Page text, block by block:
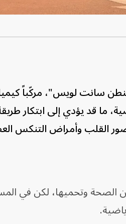
سانت لويس"، مركّباً
ما قد يؤدي إلى ابتكار
القلب وأمراض التنكس
الصحة وتحميها، لكن في